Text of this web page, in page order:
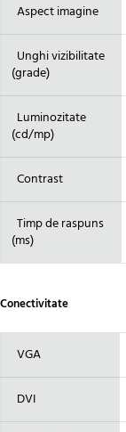
Aspect imagine
Unghi vizibilitate
(grade)
Luminozitate
(cd/mp)
Contrast
Timp de raspuns
(ms)
Conectivitate
VGA
DVI